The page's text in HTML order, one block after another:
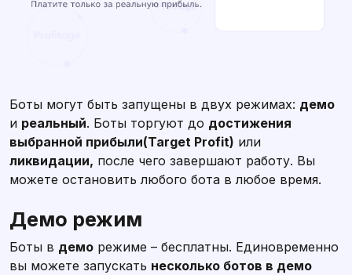
Боты могут быть запущены в двух режимах: демо
и реальный. Боты торгуют до достижения
выбранной прибыли(Target Profit) или
ликвидации, после чего завершают работу. Вы
можете остановить любого бота в любое время.
Демо режим
Боты в демо режиме – бесплатны. Единовременно
вы можете запускать несколько ботов в демо